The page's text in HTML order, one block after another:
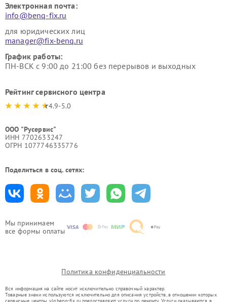
Мы принимаем
все формы оплаты
Электронная почта:
info@benq-fix.ru
для юридических лиц
manager@fix-benq.ru
График работы:
ПН-ВСК с 9:00 до 21:00 без перерывов и выходных
Рейтинг сервисного центра
4.9-5.0
ООО "Русервис"
ИНН 7702633247
ОГРН 1077746335776
Поделиться в соц. сетях:
Политика конфиденциальности
Вся информация на сайте носит исключительно справочный характер.
Товарные знаки используются исключительно для описания устройств, в отношении которых